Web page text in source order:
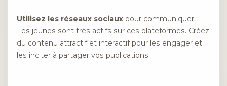
Utilisez les réseaux sociaux pour communiquer.
Les jeunes sont très actifs sur ces plateformes. Créez
du contenu attractif et interactif pour les engager et
les inciter à partager vos publications.